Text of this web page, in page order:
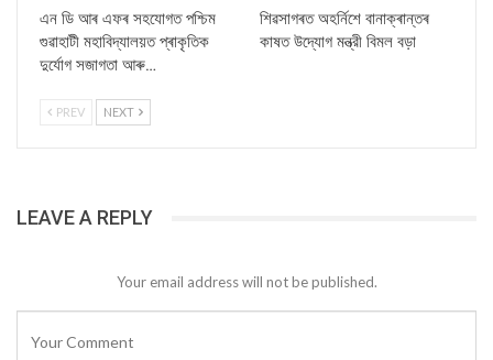
এন ডি আৰ এফৰ সহযোগত পশ্চিম
গুৱাহাটী মহাবিদ্যালয়ত প্ৰাকৃতিক
দুৰ্যোগ সজাগতা আৰু…
শিৱসাগৰত অহৰ্নিশে বানাক্ৰান্তৰ
কাষত উদ্যোগ মন্ত্রী বিমল বড়া
PREV NEXT
LEAVE A REPLY
Your email address will not be published.